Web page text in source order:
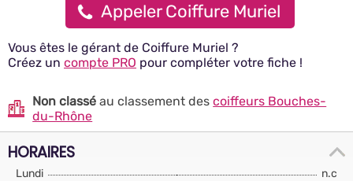
Appeler Coiffure Muriel
Vous êtes le gérant de Coiffure Muriel ?
Créez un compte PRO pour compléter votre fiche !
Non classé au classement descoiffeurs Bouches-
du-Rhône
HORAIRES
Lundi
n.c